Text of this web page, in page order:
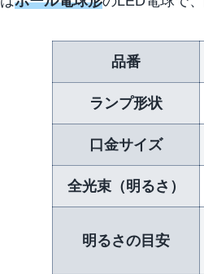
品番
ランプ形状
口金サイズ
全光束（明るさ）
明るさの目安